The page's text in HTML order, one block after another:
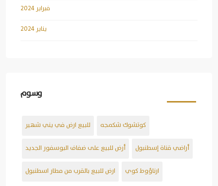
فبراير 2024
يناير 2024
وسوم
كوتشوك شكمجه للبيع ارض في يني شهير
أراضي قناة إسطنبول أرض للبيع على ضفاف البوسفور الجديد
ارناؤوط كوي ارض للبيع بالقرب من مطار اسطنبول